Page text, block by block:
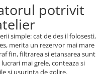
potrivit
simple: cat de des il folosesti,
merita un rezervor mai mare
fin, filtrarea si etansarea sunt
mai grele, conteaza si
si usurinta de golire.